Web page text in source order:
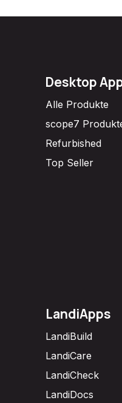
Desktop
Alle Produkte
scope7
Refurbished
Top Seller
LandiApps
LandiBuild
LandiCare
LandiCheck
LandiDocs